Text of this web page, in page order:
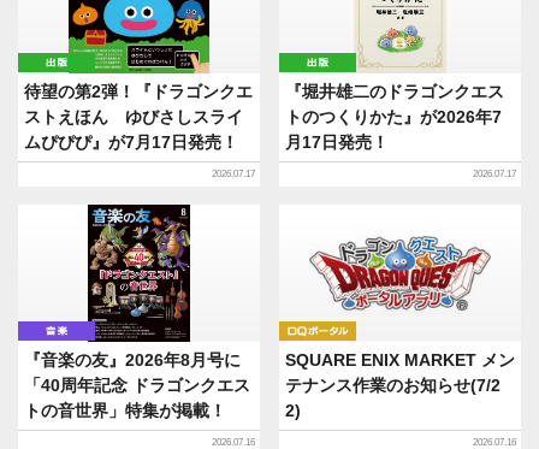
出版
待望の第2弾！『ドラゴンクエ
ストえほん ゆびさしスライ
ムぴぴぴ』が7月17日発売！
2026.07.17
出版
『堀井雄二のドラゴンクエス
トのつくりかた』が2026年7
月17日発売！
2026.07.17
音楽
『音楽の友』2026年8月号に
「40周年記念 ドラゴンクエス
トの音世界」特集が掲載！
2026.07.16
SQUARE ENIX MARKET メン
テナンス作業のお知らせ(7/2
2)
2026.07.16